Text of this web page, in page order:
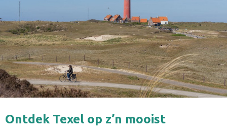
Ontdek Texel op z’n mooist